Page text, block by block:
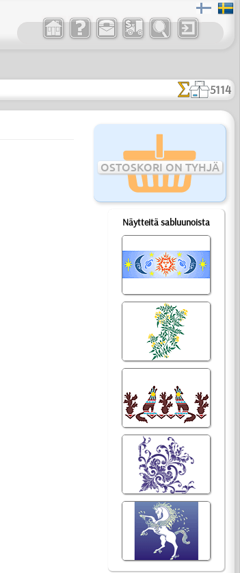
5114
OSTOSKORI ON TYHJÄ
Näytteitä sabluunoista